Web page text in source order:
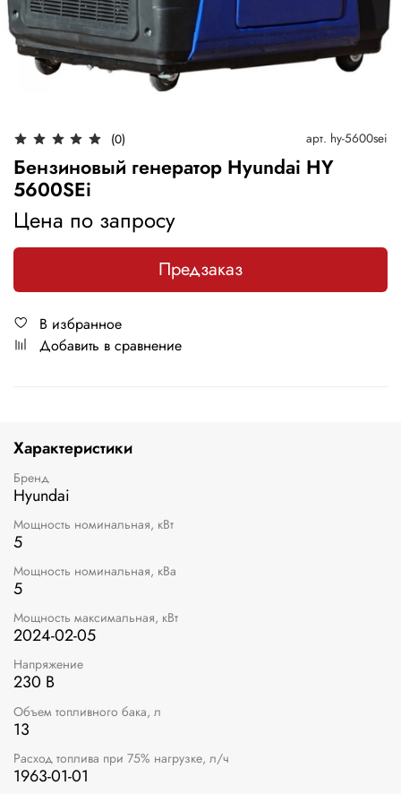
(0) арт. hy-5600sei
Бензиновый генератор Hyundai HY
5600SEi
Цена по запросу
Предзаказ
В избранное
Добавить в сравнение
Характеристики
Бренд
Hyundai
Мощность номинальная, кВт
5
Мощность номинальная, кВа
5
Мощность максимальная, кВт
2024-02-05
Напряжение
230 В
Объем топливного бака, л
13
Расход топлива при 75% нагрузке, л/ч
1963-01-01